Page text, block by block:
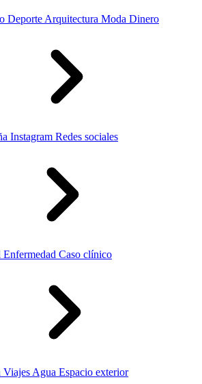
Deporte Arquitectura Moda Dinero
Instagram Redes sociales
Enfermedad Caso clínico
Viajes Agua Espacio exterior